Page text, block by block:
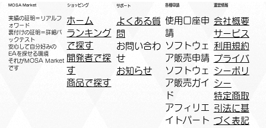
MOSA Market
実績の証明＝リアルフ
ォワード
裏付けの証明＝詳細バ
ックテスト
安心して自分好みの
EAを探せる環境
​それがMOSA Market
です
ショッピング
ホーム
ランキング
で探す
開発者で探
す
商品で探す
サポート
よくある質
問
お問い合わ
せ
お知らせ
各種申請
​使用口座申
請
ソフトウェ
ア販売申請
ソフトウェ
ア販売ガイ
ド
アフィリエ
イトパート
運営情報
会社概要
サービス
利用規約
プライバ
シーポリ
シー
特定商取
引法に基
づく表記